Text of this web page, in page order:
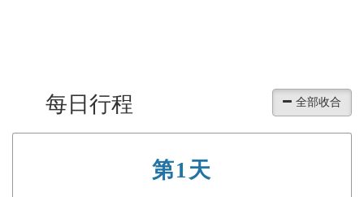
每日行程
第1天